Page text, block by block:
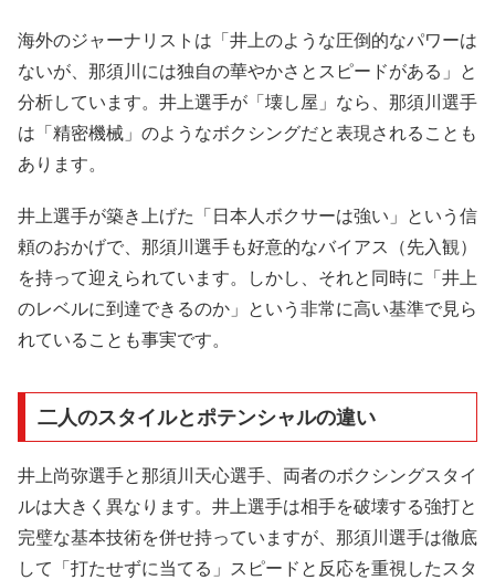
海外のジャーナリストは「井上のような圧倒的なパワーは
ないが、那須川には独自の華やかさとスピードがある」と
分析しています。井上選手が「壊し屋」なら、那須川選手
は「精密機械」のようなボクシングだと表現されることも
あります。
井上選手が築き上げた「日本人ボクサーは強い」という信
頼のおかげで、那須川選手も好意的なバイアス（先入観）
を持って迎えられています。しかし、それと同時に「井上
のレベルに到達できるのか」という非常に高い基準で見ら
れていることも事実です。
二人のスタイルとポテンシャルの違い
井上尚弥選手と那須川天心選手、両者のボクシングスタイ
ルは大きく異なります。井上選手は相手を破壊する強打と
完璧な基本技術を併せ持っていますが、那須川選手は徹底
して「打たせずに当てる」スピードと反応を重視したスタ